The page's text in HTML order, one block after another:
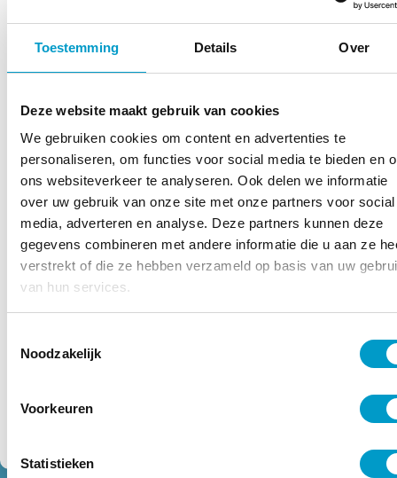
Toestemming Details Over
Deze website maakt gebruik van cookies
We gebruiken cookies om content en advertenties te
personaliseren, om functies voor social media te bieden en
ons websiteverkeer te analyseren. Ook delen we informatie
over uw gebruik van onze site met onze partners voor social
media, adverteren en analyse. Deze partners kunnen deze
gegevens combineren met andere informatie die u aan ze
verstrekt of die ze hebben verzameld op basis van uw
van hun services.
Noodzakelijk
Voorkeuren
Statistieken
*
mailadres
Telefoon
Bericht
*
Toestemming
Wanneer je dit formulier gebruikt ga je akkoord